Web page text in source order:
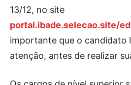
13/12, no site
portal.ibade.selecao.site/
importante que o candidato
atenção, antes de realizar